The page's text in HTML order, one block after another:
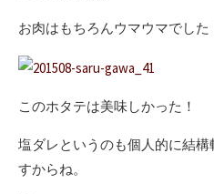
お肉はもちろんウマウマでした
このホタテは美味しかった！
塩ダレというのも個人的に結
すからね。